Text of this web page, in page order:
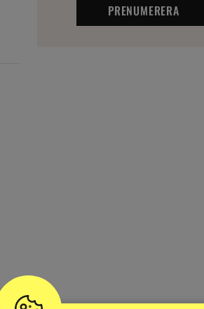
PRENUMERERA